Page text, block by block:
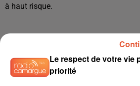
à haut risque.
Le respect de votre vie
priorité